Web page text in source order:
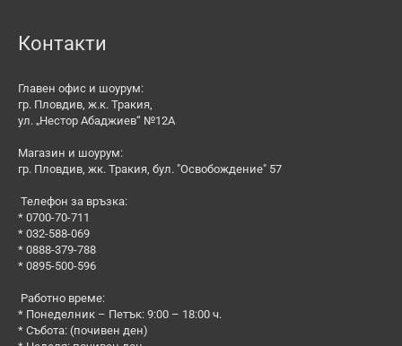
Контакти
Главен офис и шоурум:
гр. Пловдив, ж.к. Тракия,
ул. „Нестор Абаджиев“ №12А
Магазин и шоурум:
гр. Пловдив, жк. Тракия, бул. "Освобождение" 57
Телефон за връзка:
* 0700-70-711
* 032-588-069
* 0888-379-788
* 0895-500-596
Работно време:
* Понеделник – Петък: 9:00 – 18:00 ч.
* Събота: (почивен ден)